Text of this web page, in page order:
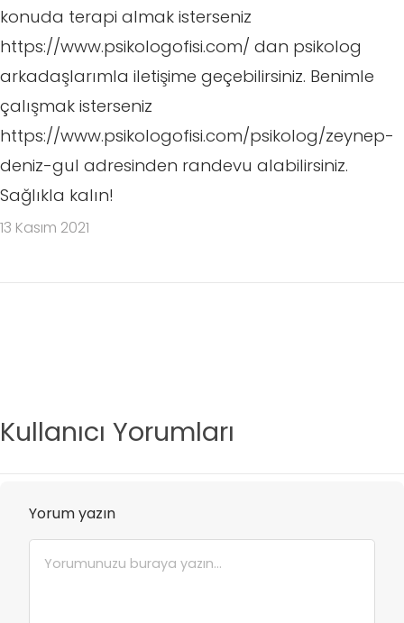
konuda terapi almak isterseniz
https://www.psikologofisi.com/ dan psikolog
arkadaşlarımla iletişime geçebilirsiniz. Benimle
çalışmak isterseniz
https://www.psikologofisi.com/psikolog/zeynep-
deniz-gul adresinden randevu alabilirsiniz.
Sağlıkla kalın!
13 Kasım 2021
Kullanıcı Yorumları
Yorum yazın